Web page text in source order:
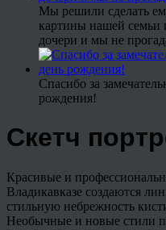
Мы решили сделать
картины нашей семьи
дочери и мы не
Спасибо за
рождения!
Скетч
Красивые и
Владикавказе создаются
стильную небрежность
Необычные и новые стили